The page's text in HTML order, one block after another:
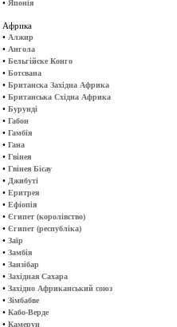
• Японія
Африка
• Алжир
• Ангола
• Бельгійске Конго
• Ботсвана
• Британска Західна Африка
• Британська Східна Африка
• Бурунді
• Габон
• Гамбія
• Гана
• Гвінея
• Гвінея Бісау
• Джибуті
• Еритрея
• Ефіопія
• Єгипет (королівство)
• Єгипет (республіка)
• Заїр
• Замбія
• Занзібар
• Західная Сахара
• Західно Африканський союз
• Зімбабве
• Кабо-Верде
• Камерун